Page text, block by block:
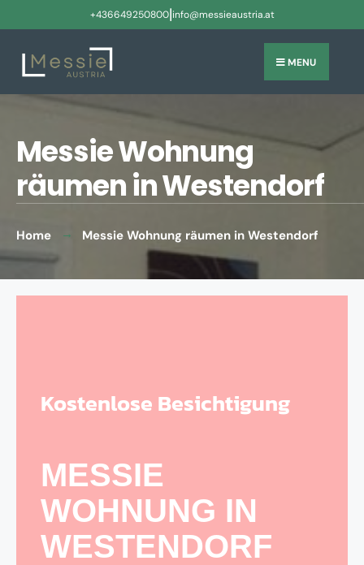
+436649250800|info@messieaustria.at
MENU
Messie Wohnung
räumen in Westendorf
Home Messie Wohnung räumen in Westendorf
Kostenlose Besichtigung
MESSIE
WOHNUNG IN
WESTENDORF